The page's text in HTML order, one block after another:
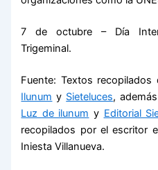
7 de octubre – Día
Trigeminal.
Fuente: Textos
Ilunum y Sieteluces,
Luz de ilunum y Editorial
recopilados por el escritor
Iniesta Villanueva.